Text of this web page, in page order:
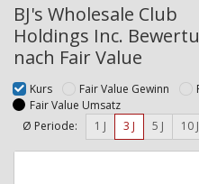
BJ's Wholesale Club
Holdings Inc.
nach Fair Value
Kurs Fair Value Gewinn
Fair Value Umsatz
Ø Periode:
1 J 3 J 5 J 10 J